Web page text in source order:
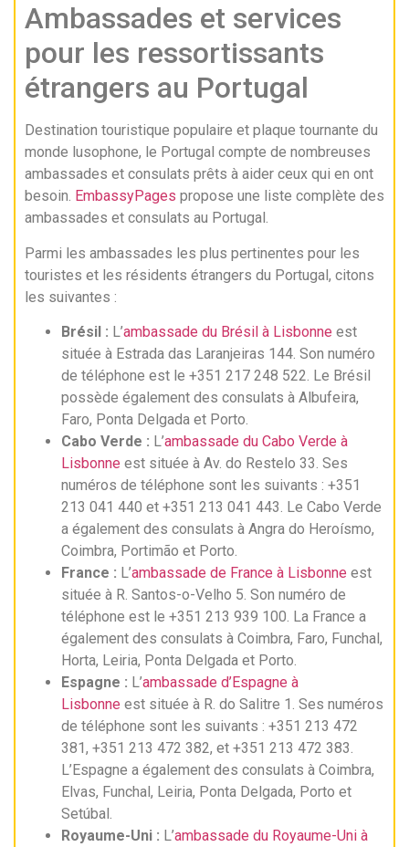
Ambassades et services
pour les ressortissants
étrangers au Portugal
Destination touristique populaire et plaque tournante du
monde lusophone, le Portugal compte de nombreuses
ambassades et consulats prêts à aider ceux qui en ont
besoin. EmbassyPages propose une liste complète des
ambassades et consulats au Portugal.
Parmi les ambassades les plus pertinentes pour les
touristes et les résidents étrangers du Portugal, citons
les suivantes :
Brésil : L’ambassade du Brésil à Lisbonne est
située à Estrada das Laranjeiras 144. Son numéro
de téléphone est le +351 217 248 522. Le Brésil
possède également des consulats à Albufeira,
Faro, Ponta Delgada et Porto.
Cabo Verde : L’ambassade du Cabo Verde à
Lisbonne est située à Av. do Restelo 33. Ses
numéros de téléphone sont les suivants : +351
213 041 440 et +351 213 041 443. Le Cabo Verde
a également des consulats à Angra do Heroísmo,
Coimbra, Portimão et Porto.
France : L’ambassade de France à Lisbonne est
située à R. Santos-o-Velho 5. Son numéro de
téléphone est le +351 213 939 100. La France a
également des consulats à Coimbra, Faro, Funchal,
Horta, Leiria, Ponta Delgada et Porto.
Espagne : L’ambassade d’Espagne à
Lisbonne est située à R. do Salitre 1. Ses numéros
de téléphone sont les suivants : +351 213 472
381, +351 213 472 382, et +351 213 472 383.
L’Espagne a également des consulats à Coimbra,
Elvas, Funchal, Leiria, Ponta Delgada, Porto et
Setúbal.
Royaume-Uni : L’ambassade du Royaume-Uni à